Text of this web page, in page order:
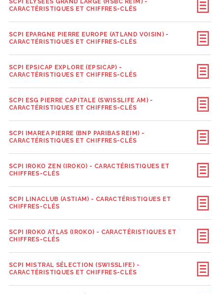
SCPI ELYSÉES GRAND LARGE (HSBC REIM) -
CARACTÉRISTIQUES ET CHIFFRES-CLÉS
SCPI EPARGNE PIERRE EUROPE (ATLAND VOISIN) -
CARACTÉRISTIQUES ET CHIFFRES-CLÉS
SCPI EPSICAP EXPLORE (EPSICAP) -
CARACTÉRISTIQUES ET CHIFFRES-CLÉS
SCPI ESG PIERRE CAPITALE (SWISSLIFE AM) -
CARACTÉRISTIQUES ET CHIFFRES-CLÉS
SCPI IMAREA PIERRE (BNP PARIBAS REIM) -
CARACTÉRISTIQUES ET CHIFFRES-CLÉS
SCPI IROKO ZEN (IROKO) - CARACTÉRISTIQUES ET
CHIFFRES-CLÉS
SCPI LINACLUB (ASTIAM) - CARACTÉRISTIQUES ET
CHIFFRES-CLÉS
SCPI IROKO ATLAS (IROKO) - CARACTÉRISTIQUES ET
CHIFFRES-CLÉS
SCPI MISTRAL SÉLECTION (SWISSLIFE) -
CARACTÉRISTIQUES ET CHIFFRES-CLÉS